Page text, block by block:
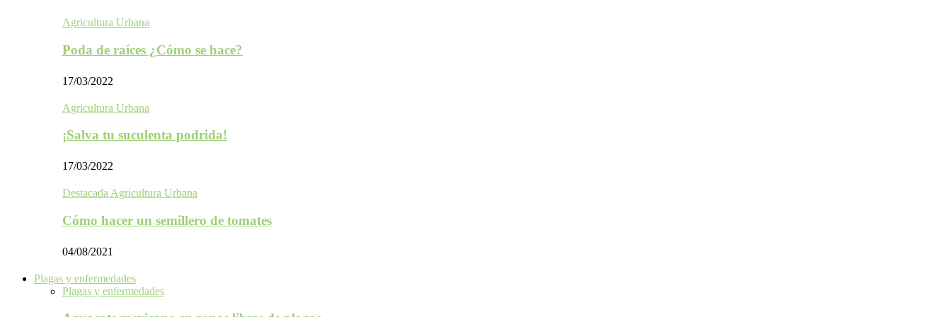
Agricultura Urbana
Poda de raíces ¿Cómo se hace?
17/03/2022
Agricultura Urbana
¡Salva tu suculenta podrida!
17/03/2022
Destacada Agricultura Urbana
Cómo hacer un semillero de tomates
04/08/2021
Plagas y enfermedades
Plagas y enfermedades